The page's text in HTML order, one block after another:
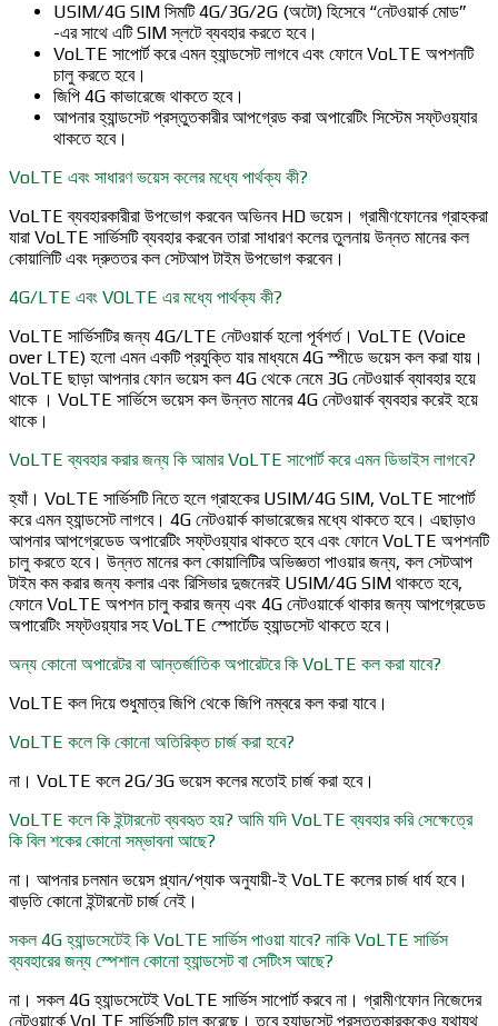
USIM/4G SIM সিমটি 4G/3G/2G (অটো) হিসেবে “নেটওয়ার্ক মোড”
-এর সাথে এটি SIM স্লটে ব্যবহার করতে হবে।
VoLTE সাপোর্ট করে এমন হ্যান্ডসেট লাগবে এবং ফোনে VoLTE অপশনটি
চালু করতে হবে।
জিপি 4G কাভারেজে থাকতে হবে।
আপনার হ্যান্ডসেট প্রস্তুতকারীর আপগ্রেড করা অপারেটিং সিস্টেম সফ্‌টওয়্যার
থাকতে হবে।
VoLTE এবং সাধারণ ভয়েস কলের মধ্যে পার্থক্য কী?
VoLTE ব্যবহারকারীরা উপভোগ করবেন অভিনব HD ভয়েস। গ্রামীণফোনের গ্রাহকরা
যারা VoLTE সার্ভিসটি ব্যবহার করবেন তারা সাধারণ কলের তুলনায় উন্নত মানের কল
কোয়ালিটি এবং দ্রুততর কল সেটআপ টাইম উপভোগ করবেন।
4G/LTE এবং VOLTE এর মধ্যে পার্থক্য কী?
VoLTE সার্ভিসটির জন্য 4G/LTE নেটওয়ার্ক হলো পূর্বশর্ত। VoLTE (Voice
over LTE) হলো এমন একটি প্রযুক্তি যার মাধ্যমে 4G স্পীডে ভয়েস কল করা যায়।
VoLTE ছাড়া আপনার ফোন ভয়েস কল 4G থেকে নেমে 3G নেটওয়ার্ক ব্যাবহার হয়ে
থাকে । VoLTE সার্ভিসে ভয়েস কল উন্নত মানের 4G নেটওয়ার্ক ব্যবহার করেই হয়ে
থাকে।
VoLTE ব্যবহার করার জন্য কি আমার VoLTE সাপোর্ট করে এমন ডিভাইস লাগবে?
হ্যাঁ। VoLTE সার্ভিসটি নিতে হলে গ্রাহকের USIM/4G SIM, VoLTE সাপোর্ট
করে এমন হ্যান্ডসেট লাগবে। 4G নেটওয়ার্ক কাভারেজের মধ্যে থাকতে হবে। এছাড়াও
আপনার আপগ্রেডেড অপারেটিং সফ্‌টওয়্যার থাকতে হবে এবং ফোনে VoLTE অপশনটি
চালু করতে হবে। উন্নত মানের কল কোয়ালিটির অভিজ্ঞতা পাওয়ার জন্য, কল সেটআপ
টাইম কম করার জন্য কলার এবং রিসিভার দুজনেরই USIM/4G SIM থাকতে হবে,
ফোনে VoLTE অপশন চালু করার জন্য এবং 4G নেটওয়ার্কে থাকার জন্য আপগ্রেডেড
অপারেটিং সফ্‌টওয়্যার সহ VoLTE স্পোর্টেড হ্যান্ডসেট থাকতে হবে।
অন্য কোনো অপারেটর বা আন্তর্জাতিক অপারেটরে কি VoLTE কল করা যাবে?
VoLTE কল দিয়ে শুধুমাত্র জিপি থেকে জিপি নম্বরে কল করা যাবে।
VoLTE কলে কি কোনো অতিরিক্ত চার্জ করা হবে?
না। VoLTE কলে 2G/3G ভয়েস কলের মতোই চার্জ করা হবে।
VoLTE কলে কি ইন্টারনেট ব্যবহৃত হয়? আমি যদি VoLTE ব্যবহার করি সেক্ষেত্রে
কি বিল শকের কোনো সম্ভাবনা আছে?
না। আপনার চলমান ভয়েস প্ল্যান/প্যাক অনুযায়ী-ই VoLTE কলের চার্জ ধার্য হবে।
বাড়তি কোনো ইন্টারনেট চার্জ নেই।
সকল 4G হ্যান্ডসেটেই কি VoLTE সার্ভিস পাওয়া যাবে? নাকি VoLTE সার্ভিস
ব্যবহারের জন্য স্পেশাল কোনো হ্যান্ডসেট বা সেটিংস আছে?
না। সকল 4G হ্যান্ডসেটেই VoLTE সার্ভিস সাপোর্ট করবে না। গ্রামীণফোন নিজেদের
নেটওয়ার্কে VoLTE সার্ভিসটি চালু করেছে। তবে হ্যান্ডসেট প্রস্তুতকারককেও যথাযথ